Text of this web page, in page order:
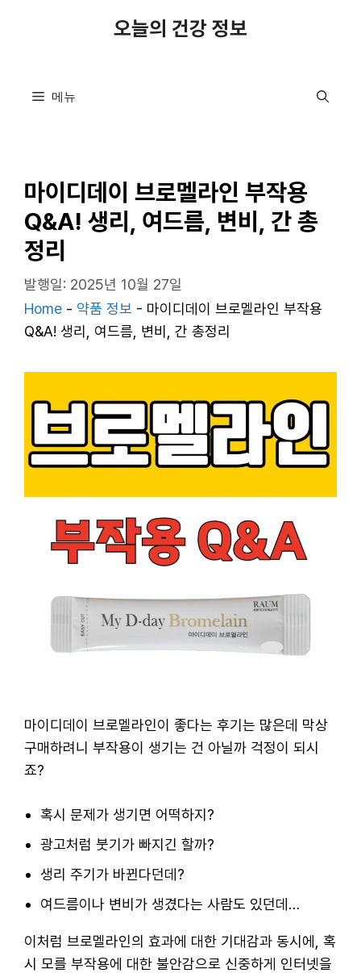
오늘의 건강 정보
메뉴
마이디데이 브로멜라인 부작용
Q&A! 생리, 여드름, 변비, 간 총
정리
발행일: 2025년 10월 27일
Home - 약품 정보 - 마이디데이 브로멜라인 부작용
Q&A! 생리, 여드름, 변비, 간 총정리
마이디데이 브로멜라인이 좋다는 후기는 많은데 막상
구매하려니 부작용이 생기는 건 아닐까 걱정이 되시
죠?
혹시 문제가 생기면 어떡하지?
광고처럼 붓기가 빠지긴 할까?
생리 주기가 바뀐다던데?
여드름이나 변비가 생겼다는 사람도 있던데…
이처럼 브로멜라인의 효과에 대한 기대감과 동시에, 혹
시 모를 부작용에 대한 불안감으로 신중하게 인터넷을